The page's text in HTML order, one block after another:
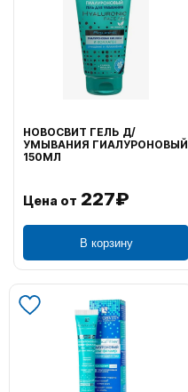
НОВОСВИТ ГЕЛЬ Д/
УМЫВАНИЯ ГИАЛУРОНОВЫЙ
150МЛ
Цена от 227₽
В корзину